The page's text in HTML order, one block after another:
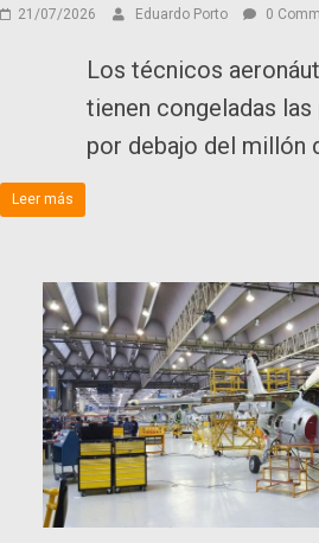
21/07/2026 Eduardo Porto 0
Los técnicos
tienen congeladas
por debajo del millón
Leer más